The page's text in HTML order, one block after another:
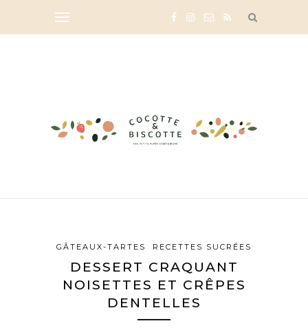
GÂTEAUX-TARTES RECETTES SUCRÉES
DESSERT CRAQUANT
NOISETTES ET CRÊPES
DENTELLES